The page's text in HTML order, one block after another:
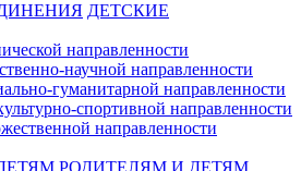
ДЕТСКИЕ
направленности
научной направленности
гуманитарной направленности
спортивной направленности
направленности
РОДИТЕЛЯМ И ДЕТЯМ